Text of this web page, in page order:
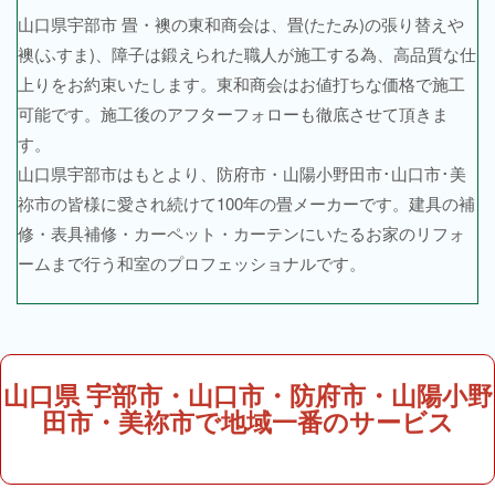
山口県宇部市 畳・襖の東和商会は、畳(たたみ)の張り替えや
襖(ふすま)、障子は鍛えられた職人が施工する為、高品質な仕
上りをお約束いたします。東和商会はお値打ちな価格で施工
可能です。施工後のアフターフォローも徹底させて頂きま
す。
山口県宇部市はもとより、防府市・山陽小野田市･山口市･美
祢市の皆様に愛され続けて100年の畳メーカーです。建具の補
修・表具補修・カーペット・カーテンにいたるお家のリフォ
ームまで行う和室のプロフェッショナルです。
山口県 宇部市・山口市・防府市・山陽小野
田市・美祢市で地域一番のサービス